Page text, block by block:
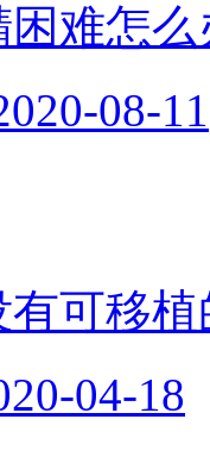
难怎么
08-11
可移
04-18